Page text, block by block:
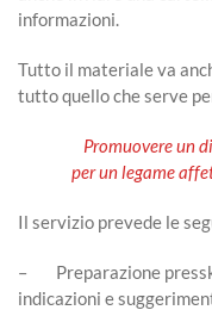
informazioni.
Tutto il materiale va
tutto quello che serve
Promuovere un
per un legame
Il servizio prevede le
– Preparazione
indicazioni e